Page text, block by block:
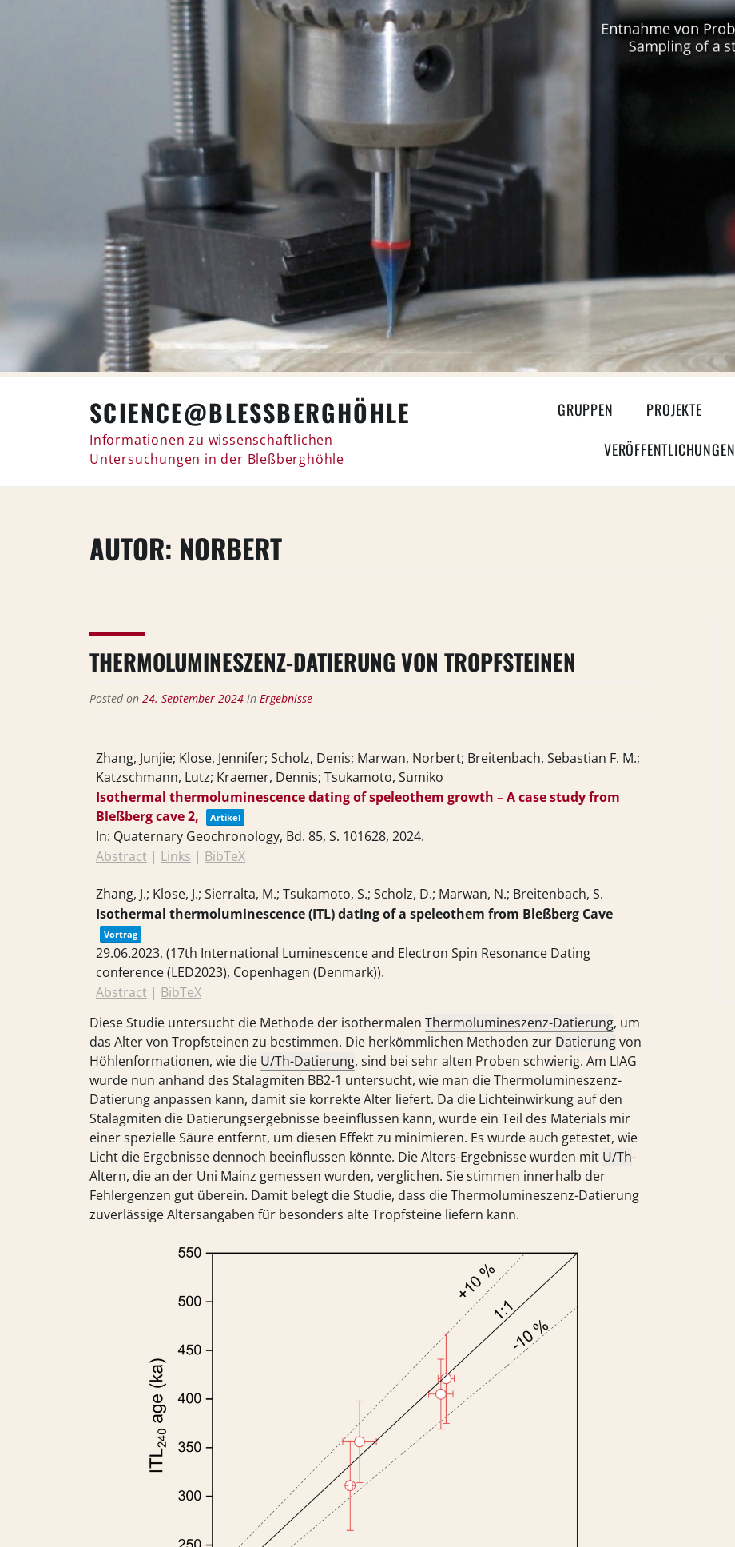
SCIENCE@BLESSBERGHÖHLE
Informationen zu wissenschaftlichen
Untersuchungen in der Bleßberghöhle
GRUPPEN PROJEKTE
VERÖFFENTLICHUNGEN
AUTOR: NORBERT
THERMOLUMINESZENZ-DATIERUNG VON TROPFSTEINEN
Posted on 24. September 2024 in Ergebnisse
Zhang, Junjie; Klose, Jennifer; Scholz, Denis; Marwan, Norbert; Breitenbach, Sebastian F. M.;
Katzschmann, Lutz; Kraemer, Dennis; Tsukamoto, Sumiko
Isothermal thermoluminescence dating of speleothem growth – A case study from
Bleßberg cave 2,
Artikel
In: Quaternary Geochronology, Bd. 85, S. 101628, 2024.
Abstract | Links | BibTeX
Zhang, J.; Klose, J.; Sierralta, M.; Tsukamoto, S.; Scholz, D.; Marwan, N.; Breitenbach, S.
Isothermal thermoluminescence (ITL) dating of a speleothem from Bleßberg Cave
Vortrag
29.06.2023, (17th International Luminescence and Electron Spin Resonance Dating
conference (LED2023), Copenhagen (Denmark)).
Abstract | BibTeX
Diese Studie untersucht die Methode der isothermalen Thermolumineszenz-Datierung, um
das Alter von Tropfsteinen zu bestimmen. Die herkömmlichen Methoden zur Datierungvon
Höhlenformationen, wie die U/Th-Datierung, sind bei sehr alten Proben schwierig. Am LIAG
wurde nun anhand des Stalagmiten BB2-1 untersucht, wie man die Thermolumineszenz-
Datierung anpassen kann, damit sie korrekte Alter liefert. Da die Lichteinwirkung auf den
Stalagmiten die Datierungsergebnisse beeinflussen kann, wurde ein Teil des Materials mir
einer spezielle Säure entfernt, um diesen Effekt zu minimieren. Es wurde auch getestet, wie
Licht die Ergebnisse dennoch beeinflussen könnte. Die Alters-Ergebnisse wurden mit U/Th-
Altern, die an der Uni Mainz gemessen wurden, verglichen. Sie stimmen innerhalb der
Fehlergenzen gut überein. Damit belegt die Studie, dass die Thermolumineszenz-Datierung
zuverlässige Altersangaben für besonders alte Tropfsteine liefern kann.